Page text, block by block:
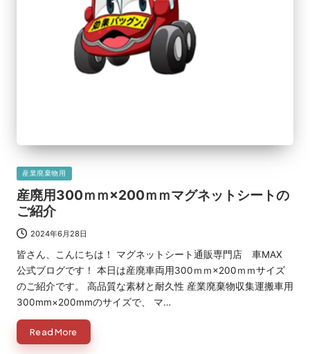
Posted
in
産業廃棄物用
産廃用300ｍｍ×200ｍｍマグネットシートの
ご紹介
2024年6月28日
皆さん、こんにちは！ マグネットシート通販専門店 車MAX
公式ブログです！ 本日は産廃車両用300ｍｍ×200ｍｍサイズ
のご紹介です。 高品質な素材と耐久性 産業廃棄物収集運搬車用
300mm×200mmのサイズで、 マ…
Read More